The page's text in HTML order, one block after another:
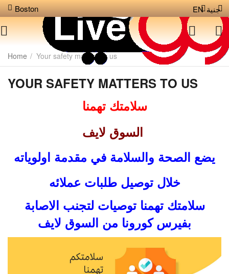
Boston جنية EN
Home / Your safety matters to us
YOUR SAFETY MATTERS TO US
سلامتك تهمنا
السوق لايف
يضع الصحة والسلامة في مقدمة اولوياته
خلال توصيل طلبات عملائه
سلامتك تهمنا توصيات لتجنب الاصابة
بفيرس كورونا من السوق لايف